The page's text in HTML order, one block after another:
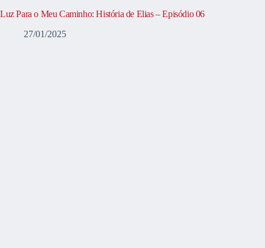
Luz Para o Meu Caminho: História de Elias – Episódio 06
27/01/2025